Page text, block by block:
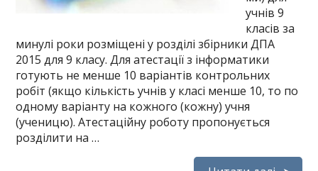
учнів 9
класів за
минулі роки розміщені у розділі збірники ДПА
2015 для 9 класу. Для атестації з інформатики
готують не менше 10 варіантів контрольних
робіт (якщо кількість учнів у класі менше 10, то по
одному варіанту на кожного (кожну) учня
(ученицю). Атестаційну роботу пропонується
розділити на …